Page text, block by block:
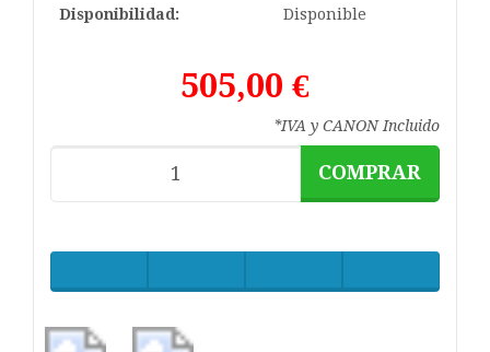
Disponibilidad: Disponible
505,00 €
*IVA y CANON Incluido
COMPRAR